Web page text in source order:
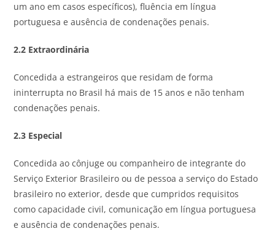
um ano em casos específicos), fluência em língua
portuguesa e ausência de condenações penais.
2.2 Extraordinária
Concedida a estrangeiros que residam de forma
ininterrupta no Brasil há mais de 15 anos e não tenham
condenações penais.
2.3 Especial
Concedida ao cônjuge ou companheiro de integrante do
Serviço Exterior Brasileiro ou de pessoa a serviço do Estado
brasileiro no exterior, desde que cumpridos requisitos
como capacidade civil, comunicação em língua portuguesa
e ausência de condenações penais.